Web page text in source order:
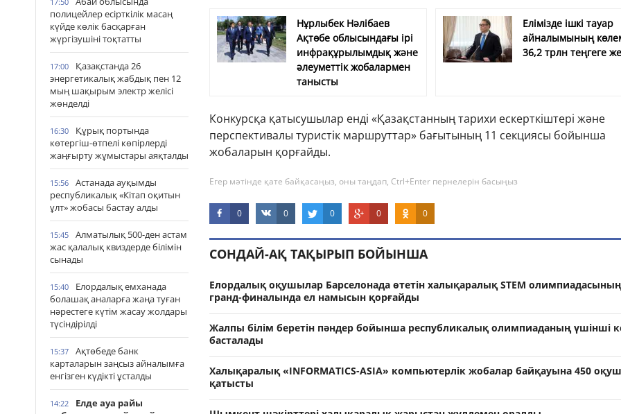
полицейлер есірткілік масаң
күйде көлік басқарған
жүргізушіні тоқтатты
17:00
Қазақстанда 26
энергетикалық жабдық пен 12
мың шақырым электр желісі
жөнделді
16:30
Құрық портында
көтергіш-өтпелі көпірлерді
жаңғырту жұмыстары аяқталды
15:56
Астанада ауқымды
республикалық «Кітап оқитын
ұлт» жобасы бастау алды
15:45
Алматылық 500-ден астам
жас қалалық квиздерде білімін
сынады
15:40
Елордалық емханада
болашақ аналарға жаңа туған
нәрестеге күтім жасау жолдары
түсіндірілді
15:37
Ақтөбеде банк
карталарын заңсыз айналымға
енгізген күдікті ұсталды
14:22
Елде ауа райы
Нұрлыбек Нәлібаев
Ақтөбе облысындағы ірі
инфрақұрылымдық және
әлеуметтік жобалармен
танысты
Елімізде ішкі тауар
айналымының
36,2 трлн теңгеге
Конкурсқа қатысушылар енді «Қазақстанның тарихи ескерткіштері және
перспективалы туристік маршруттар» бағытының 11 секциясы бойынша
жобаларын қорғайды.
Егер мәтінде қате байқасаңыз, оны таңдап, Ctrl+Enter пернелерін басыңыз
0 0 0 0 0
СОНДАЙ-АҚ ТАҚЫРЫП БОЙЫНША
Елордалық оқушылар Барселонада өтетін халықаралық STEM олимпиадасының
гранд-финалында ел намысын қорғайды
Жалпы білім беретін пәндер бойынша республикалық олимпиаданың үшінші
басталады
Халықаралық «INFORMATICS-ASIA» компьютерлік жобалар байқауына 450
қатысты